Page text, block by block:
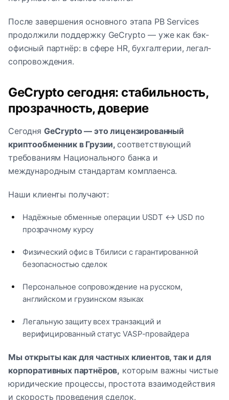
После завершения основного этапа PB Services
продолжили поддержку GeCrypto — уже как бэк-
офисный партнёр: в сфере HR, бухгалтерии, легал-
сопровождения.
GeCrypto сегодня: стабильность,
прозрачность, доверие
Сегодня GeCrypto — это лицензированный
криптообменник в Грузии, соответствующий
требованиям Национального банка и
международным стандартам комплаенса.
Наши клиенты получают:
Надёжные обменные операции USDT ↔ USD по
прозрачному курсу
Физический офис в Тбилиси с гарантированной
безопасностью сделок
Персональное сопровождение на русском,
английском и грузинском языках
Легальную защиту всех транзакций и
верифицированный статус VASP-провайдера
Мы открыты как для частных клиентов, так и для
корпоративных партнёров, которым важны чистые
юридические процессы, простота взаимодействия
и скорость проведения сделок.